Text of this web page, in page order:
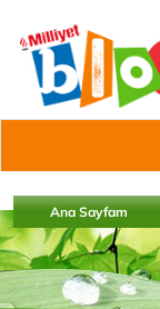
Ana Sayfam